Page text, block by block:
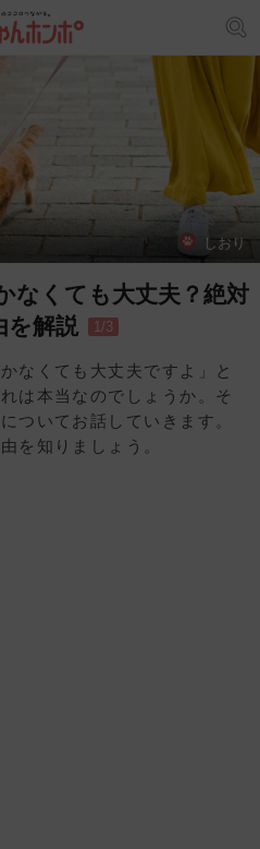
しおり
なくても大丈夫？絶対
を解説
1/3
なくても大丈夫ですよ」と
は本当なのでしょうか。そ
ついてお話していきます。
を知りましょう。